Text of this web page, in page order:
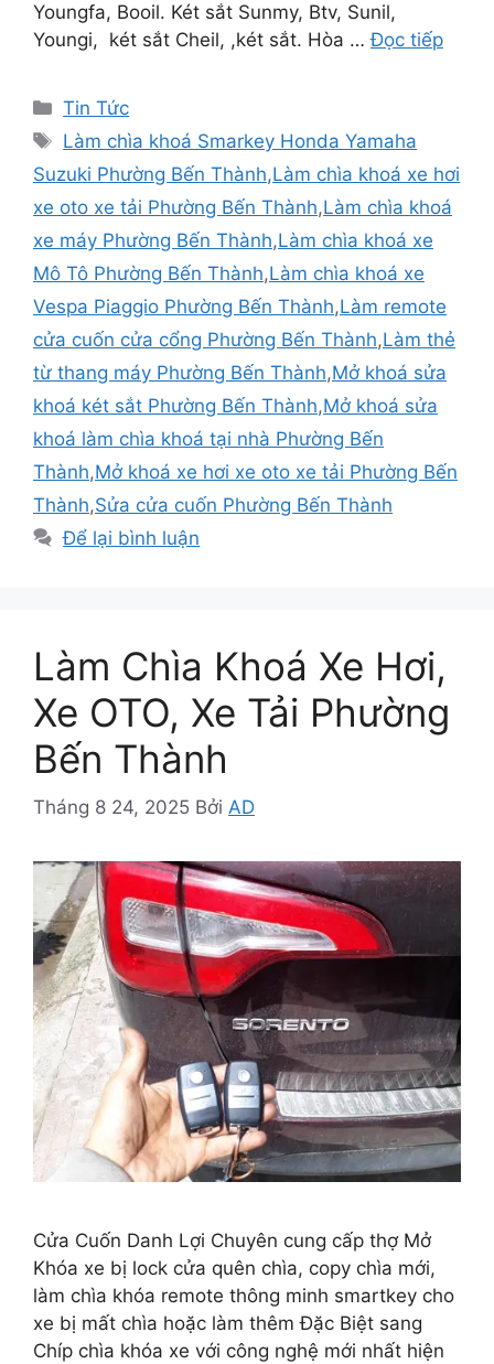
Youngfa, Booil. Két sắt Sunmy, Btv, Sunil,
Youngi, két sắt Cheil, ,két sắt. Hòa …Đọc tiếp
Tin Tức
Làm chìa khoá Smarkey Honda Yamaha
Suzuki Phường Bến Thành,Làm chìa khoá xe hơi
xe oto xe tải Phường Bến Thành,Làm chìa khoá
xe máy Phường Bến Thành,Làm chìa khoá xe
Mô Tô Phường Bến Thành,Làm chìa khoá xe
Vespa Piaggio Phường Bến Thành,Làm remote
cửa cuốn cửa cổng Phường Bến Thành,Làm thẻ
từ thang máy Phường Bến Thành,Mở khoá sửa
khoá két sắt Phường Bến Thành,Mở khoá sửa
khoá làm chìa khoá tại nhà Phường Bến
Thành,Mở khoá xe hơi xe oto xe tải Phường Bến
Thành,Sửa cửa cuốn Phường Bến Thành
Để lại bình luận
Làm Chìa Khoá Xe Hơi,
Xe OTO, Xe Tải Phường
Bến Thành
Tháng 8 24, 2025 Bởi AD
Cửa Cuốn Danh Lợi Chuyên cung cấp thợ Mở
Khóa xe bị lock cửa quên chìa, copy chìa mới,
làm chìa khóa remote thông minh smartkey cho
xe bị mất chìa hoặc làm thêm Đặc Biệt sang
Chíp chìa khóa xe với công nghệ mới nhất hiện